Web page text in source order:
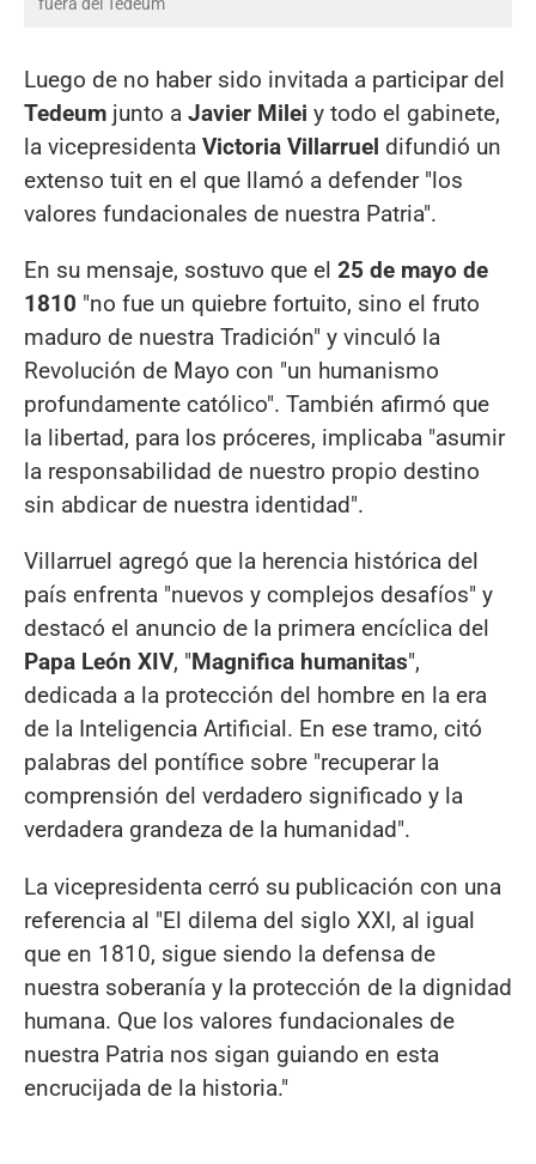
Luego de no haber sido invitada a participar del
Tedeum junto a Javier Milei y todo el gabinete,
la vicepresidenta Victoria Villarruel difundió un
extenso tuit en el que llamó a defender "los
valores fundacionales de nuestra Patria".
En su mensaje, sostuvo que el 25 de mayo de
1810 "no fue un quiebre fortuito, sino el fruto
maduro de nuestra Tradición" y vinculó la
Revolución de Mayo con "un humanismo
profundamente católico". También afirmó que
la libertad, para los próceres, implicaba "asumir
la responsabilidad de nuestro propio destino
sin abdicar de nuestra identidad".
Villarruel agregó que la herencia histórica del
país enfrenta "nuevos y complejos desafíos" y
destacó el anuncio de la primera encíclica del
Papa León XIV, "Magnifica humanitas",
dedicada a la protección del hombre en la era
de la Inteligencia Artificial. En ese tramo, citó
palabras del pontífice sobre "recuperar la
comprensión del verdadero significado y la
verdadera grandeza de la humanidad".
La vicepresidenta cerró su publicación con una
referencia al "El dilema del siglo XXI, al igual
que en 1810, sigue siendo la defensa de
nuestra soberanía y la protección de la dignidad
humana. Que los valores fundacionales de
nuestra Patria nos sigan guiando en esta
encrucijada de la historia."